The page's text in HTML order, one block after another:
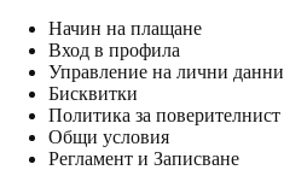
Начин на плащане
Вход в профила
Управление на лични данни
Бисквитки
Политика за поверителнист
Общи условия
Регламент и Записване